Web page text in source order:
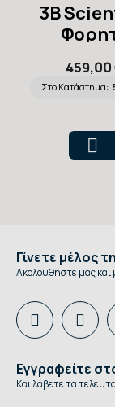
3B
Arm
459,00
Στο Κατάστημα:
Γίνετε μέλος
Ακολουθήστε μας και
Εγγραφείτε
Και λάβετε τα